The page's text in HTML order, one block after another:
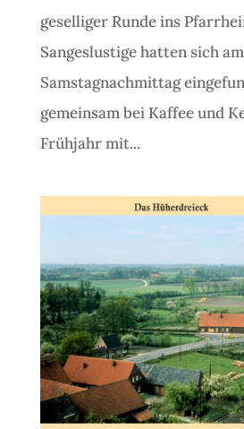
geselliger Runde ins
Sangeslustige hatten sich am
Samstagnachmittag
gemeinsam bei Kaffee und
Frühjahr mit...